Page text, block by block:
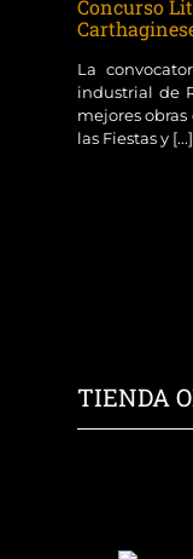
Concurso
La
industrial de
mejores
las Fiestas y [...]
TIENDA